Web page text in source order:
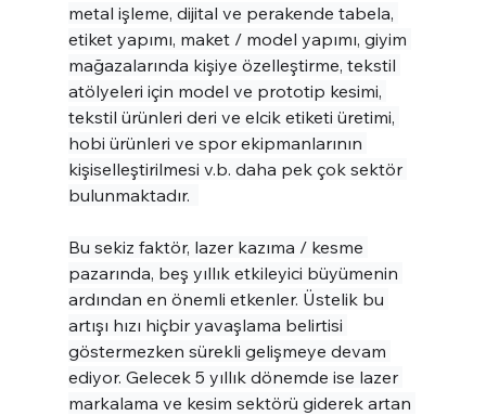
metal işleme, dijital ve perakende tabela,
etiket yapımı, maket / model yapımı, giyim
mağazalarında kişiye özelleştirme, tekstil
atölyeleri için model ve prototip kesimi,
tekstil ürünleri deri ve elcik etiketi üretimi,
hobi ürünleri ve spor ekipmanlarının
kişiselleştirilmesi v.b. daha pek çok sektör
bulunmaktadır.
Bu sekiz faktör, lazer kazıma / kesme
pazarında, beş yıllık etkileyici büyümenin
ardından en önemli etkenler. Üstelik bu
artışı hızı hiçbir yavaşlama belirtisi
göstermezken sürekli gelişmeye devam
ediyor. Gelecek 5 yıllık dönemde ise lazer
markalama ve kesim sektörü giderek artan